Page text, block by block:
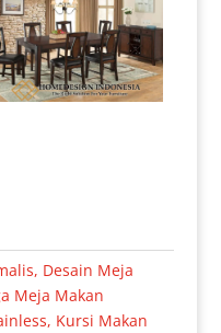
, Desain Meja
Meja Makan
, Kursi Makan